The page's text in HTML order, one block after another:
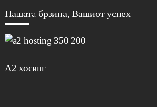
Нашата брзина, Вашиот успех
А2 хосинг